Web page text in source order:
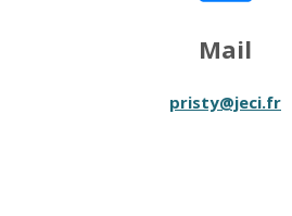
Mail
pristy@jeci.fr